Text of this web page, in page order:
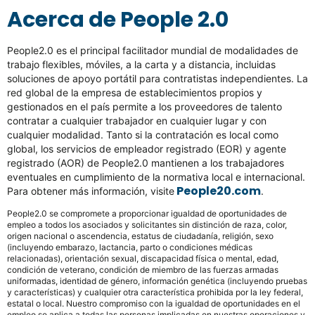
Acerca de People 2.0
People2.0 es el principal facilitador mundial de modalidades de
trabajo flexibles, móviles, a la carta y a distancia, incluidas
soluciones de apoyo portátil para contratistas independientes. La
red global de la empresa de establecimientos propios y
gestionados en el país permite a los proveedores de talento
contratar a cualquier trabajador en cualquier lugar y con
cualquier modalidad. Tanto si la contratación es local como
global, los servicios de empleador registrado (EOR) y agente
registrado (AOR) de People2.0 mantienen a los trabajadores
eventuales en cumplimiento de la normativa local e internacional.
Para obtener más información, visite People20.com.
People2.0 se compromete a proporcionar igualdad de oportunidades de
empleo a todos los asociados y solicitantes sin distinción de raza, color,
origen nacional o ascendencia, estatus de ciudadanía, religión, sexo
(incluyendo embarazo, lactancia, parto o condiciones médicas
relacionadas), orientación sexual, discapacidad física o mental, edad,
condición de veterano, condición de miembro de las fuerzas armadas
uniformadas, identidad de género, información genética (incluyendo pruebas
y características) y cualquier otra característica prohibida por la ley federal,
estatal o local. Nuestro compromiso con la igualdad de oportunidades en el